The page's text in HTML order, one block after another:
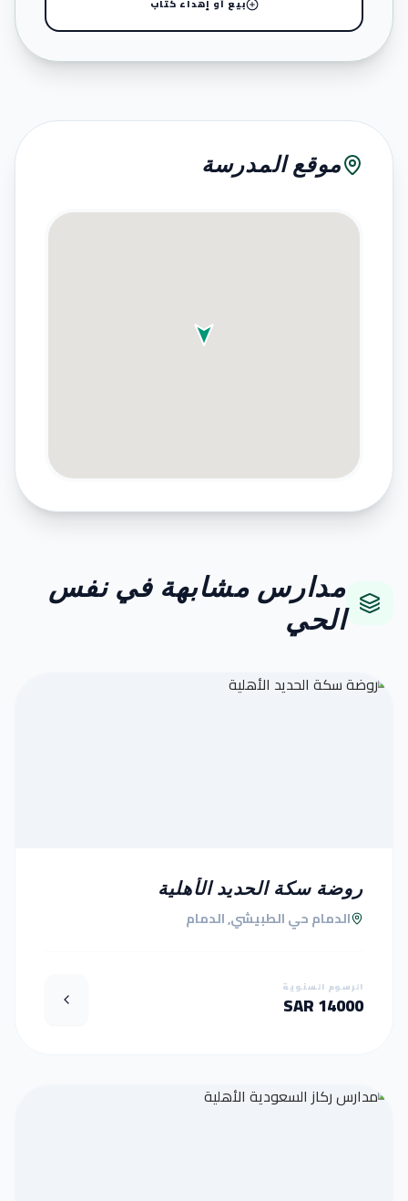
بيع أو إهداء كتاب
موقع المدرسة
مدارس مشابهة في نفس
الحي
روضة سكة الحديد الأهلية
الدمام حي الطبيشي, الدمام
الرسوم السنوية
14000 SAR